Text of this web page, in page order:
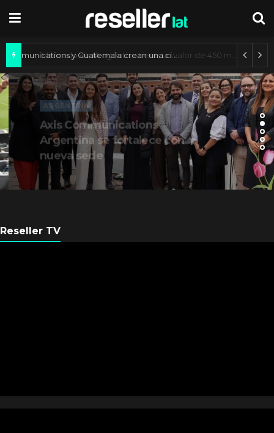
Axis Communications y Guatemala crean una ciudad inteligente
ARGENTINA
Axis Communications
Argentina se fortalece con
nueva sede
Reseller TV